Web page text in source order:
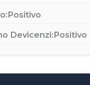
Positivo
Devicenzi:Positivo